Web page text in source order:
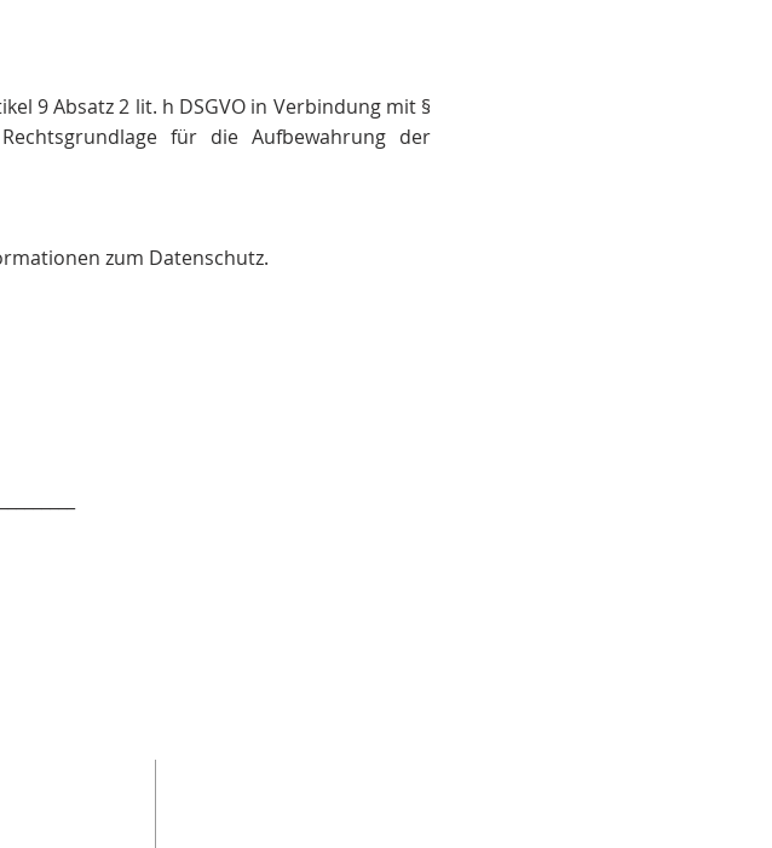
9 Absatz 2 lit. h DSGVO in Verbindung mit §
für die Aufbewahrung der
zum Datenschutz.